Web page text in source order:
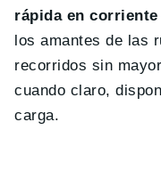
rápida en
los amantes de las
recorridos sin
cuando claro,
carga.